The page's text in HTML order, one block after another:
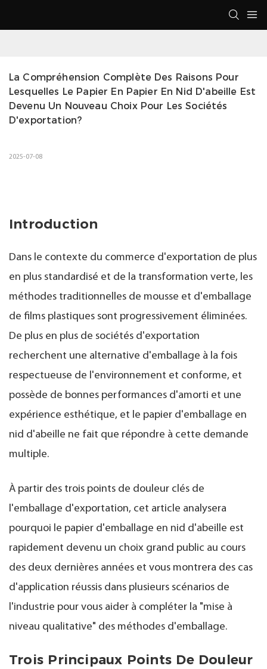
La Compréhension Complète Des Raisons Pour
Lesquelles Le Papier En Papier En Nid D'abeille Est
Devenu Un Nouveau Choix Pour Les Sociétés
D'exportation?
2025-07-08
Introduction
Dans le contexte du commerce d'exportation de plus
en plus standardisé et de la transformation verte, les
méthodes traditionnelles de mousse et d'emballage
de films plastiques sont progressivement éliminées.
De plus en plus de sociétés d'exportation
recherchent une alternative d'emballage à la fois
respectueuse de l'environnement et conforme, et
possède de bonnes performances d'amorti et une
expérience esthétique, et le papier d'emballage en
nid d'abeille ne fait que répondre à cette demande
multiple.
À partir des trois points de douleur clés de
l'emballage d'exportation, cet article analysera
pourquoi le papier d'emballage en nid d'abeille est
rapidement devenu un choix grand public au cours
des deux dernières années et vous montrera des cas
d'application réussis dans plusieurs scénarios de
l'industrie pour vous aider à compléter la "mise à
niveau qualitative" des méthodes d'emballage.
Trois Principaux Points De Douleur